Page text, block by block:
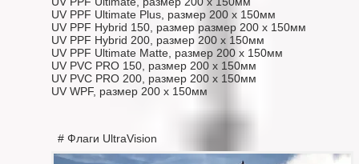
UV PPF Ultimate Plus, размер 200 х 150мм
UV PPF Hybrid 150, размер размер 200 х 150мм
UV PPF Hybrid 200, размер 200 х 150мм
UV PPF Ultimate Matte, размер 200 х 150мм
UV PVC PRO 150, размер 200 х 150мм
UV PVC PRO 200, размер 200 х 150мм
UV WPF, размер 200 х 150мм
# Флаги UltraVision